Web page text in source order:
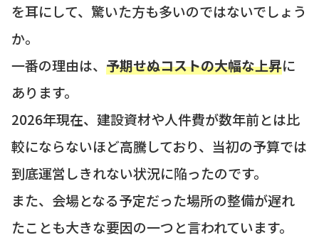
を耳にして、驚いた方も多いのではないでしょう
か。
一番の理由は、 予期せぬコストの大幅な上昇に
あります。
2026年現在、建設資材や人件費が数年前とは比
較にならないほど高騰しており、当初の予算では
到底運営しきれない状況に陥ったのです。
また、会場となる予定だった場所の整備が遅れ
たことも大きな要因の一つと言われています。